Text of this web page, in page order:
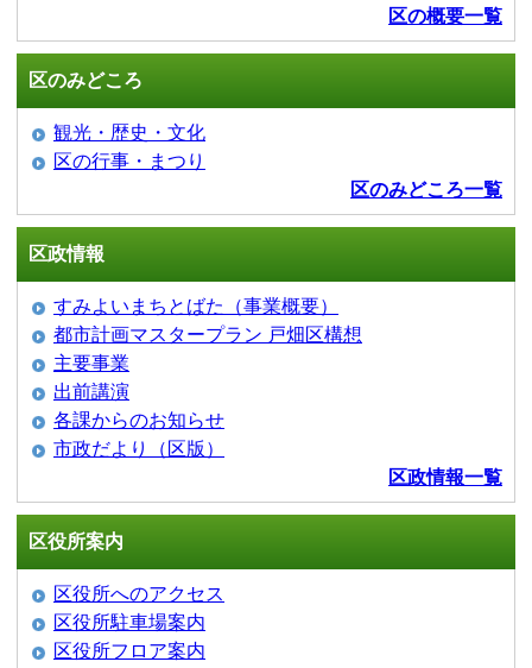
区の概要一覧
区のみどころ
観光・歴史・文化
区の行事・まつり
区のみどころ一覧
区政情報
すみよいまちとばた（事業概要）
都市計画マスタープラン 戸畑区構想
主要事業
出前講演
各課からのお知らせ
市政だより（区版）
区政情報一覧
区役所案内
区役所へのアクセス
区役所駐車場案内
区役所フロア案内